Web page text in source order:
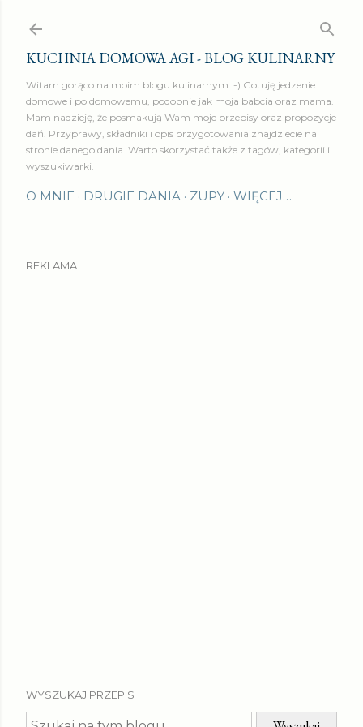
KUCHNIA DOMOWA AGI - BLOG KULINARNY
Witam gorąco na moim blogu kulinarnym :-) Gotuję jedzenie
domowe i po domowemu, podobnie jak moja babcia oraz mama.
Mam nadzieję, że posmakują Wam moje przepisy oraz propozycje
dań. Przyprawy, składniki i opis przygotowania znajdziecie na
stronie danego dania. Warto skorzystać także z tagów, kategorii i
wyszukiwarki.
O MNIE DRUGIE DANIA ZUPY WIĘCEJ…
REKLAMA
WYSZUKAJ PRZEPIS